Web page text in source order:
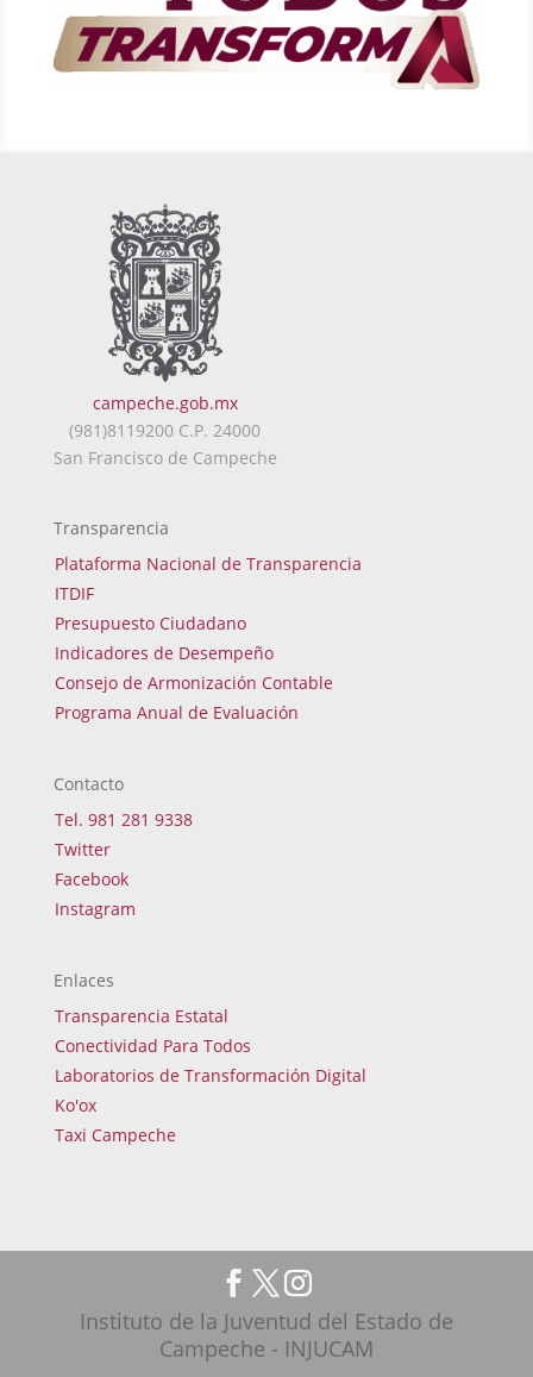
campeche.gob.mx
(981)8119200 C.P. 24000
San Francisco de Campeche
Transparencia
Plataforma Nacional de Transparencia
ITDIF
Presupuesto Ciudadano
Indicadores de Desempeño
Consejo de Armonización Contable
Programa Anual de Evaluación
Contacto
Tel. 981 281 9338
Twitter
Facebook
Instagram
Enlaces
Transparencia Estatal
Conectividad Para Todos
Laboratorios de Transformación Digital
Ko'ox
Taxi Campeche
Instituto de la Juventud del Estado de
Campeche - INJUCAM